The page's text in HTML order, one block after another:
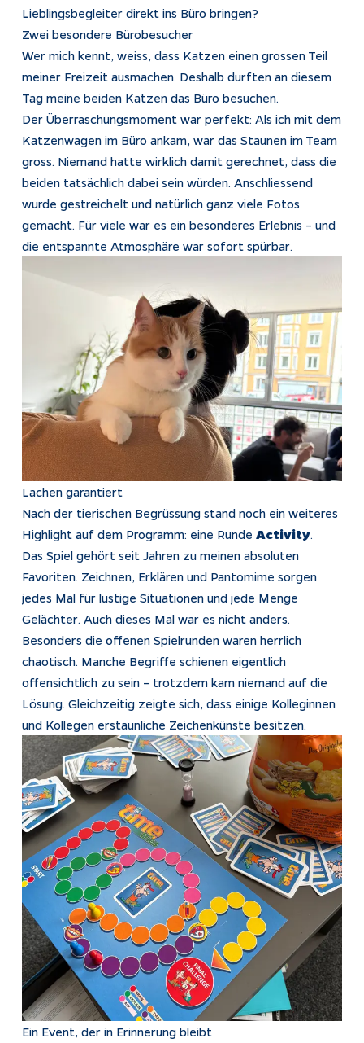
Lieblingsbegleiter direkt ins Büro bringen?
Zwei besondere Bürobesucher
Wer mich kennt, weiss, dass Katzen einen grossen Teil
meiner Freizeit ausmachen. Deshalb durften an diesem
Tag meine beiden Katzen das Büro besuchen.
Der Überraschungsmoment war perfekt: Als ich mit dem
Katzenwagen im Büro ankam, war das Staunen im Team
gross. Niemand hatte wirklich damit gerechnet, dass die
beiden tatsächlich dabei sein würden. Anschliessend
wurde gestreichelt und natürlich ganz viele Fotos
gemacht. Für viele war es ein besonderes Erlebnis – und
die entspannte Atmosphäre war sofort spürbar.
Lachen garantiert
Nach der tierischen Begrüssung stand noch ein weiteres
Highlight auf dem Programm: eine Runde Activity.
Das Spiel gehört seit Jahren zu meinen absoluten
Favoriten. Zeichnen, Erklären und Pantomime sorgen
jedes Mal für lustige Situationen und jede Menge
Gelächter. Auch dieses Mal war es nicht anders.
Besonders die offenen Spielrunden waren herrlich
chaotisch. Manche Begriffe schienen eigentlich
offensichtlich zu sein – trotzdem kam niemand auf die
Lösung. Gleichzeitig zeigte sich, dass einige Kolleginnen
und Kollegen erstaunliche Zeichenkünste besitzen.
Ein Event, der in Erinnerung bleibt